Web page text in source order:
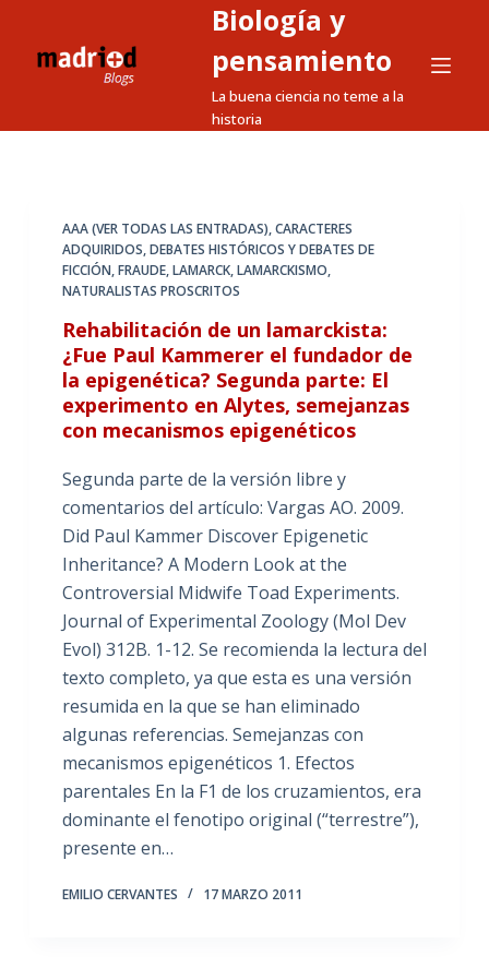
a
Biología y
pensamiento
La buena ciencia no teme a la
historia
AAA (VER TODAS LAS ENTRADAS),CARACTERES
ADQUIRIDOS,DEBATES HISTÓRICOS Y DEBATES DE
FICCIÓN,FRAUDE,LAMARCK,LAMARCKISMO,
NATURALISTAS PROSCRITOS
Rehabilitación de un lamarckista:
¿Fue Paul Kammerer el fundador de
la epigenética? Segunda parte: El
experimento en Alytes, semejanzas
con mecanismos epigenéticos
Segunda parte de la versión libre y
comentarios del artículo: Vargas AO. 2009.
Did Paul Kammer Discover Epigenetic
Inheritance? A Modern Look at the
Controversial Midwife Toad Experiments.
Journal of Experimental Zoology (Mol Dev
Evol) 312B. 1-12. Se recomienda la lectura del
texto completo, ya que esta es una versión
resumida en la que se han eliminado
algunas referencias. Semejanzas con
mecanismos epigenéticos 1. Efectos
parentales En la F1 de los cruzamientos, era
dominante el fenotipo original (“terrestre”),
presente en…
EMILIO CERVANTES 17 MARZO 2011